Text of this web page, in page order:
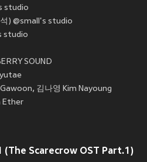
studio
) @small's studio
studio
SOUND
김나영 Kim Nayoung
Ether
(The Scarecrow OST Part.1)